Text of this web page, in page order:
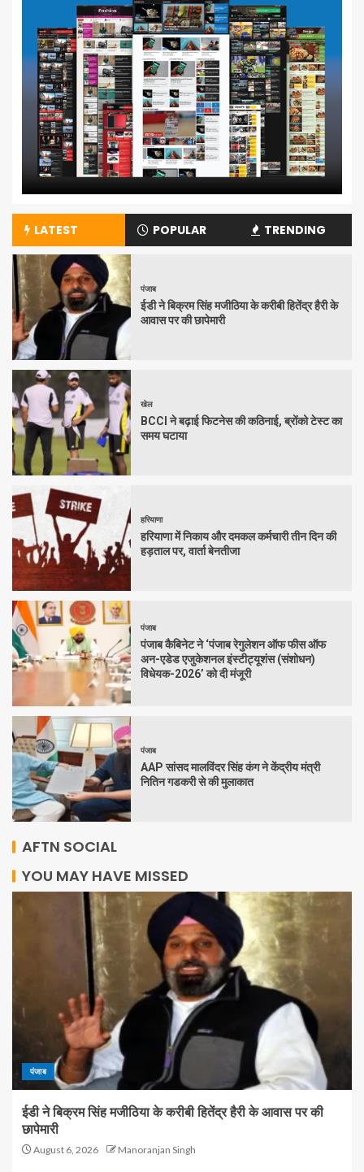
LATEST POPULAR TRENDING
पंजाब
ईडी ने बिक्रम सिंह मजीठिया के करीबी हितेंद्र हैरी के
आवास पर की छापेमारी
खेल
BCCI ने बढ़ाई फिटनेस की कठिनाई, ब्रोंको टेस्ट का
समय घटाया
हरियाणा
हरियाणा में निकाय और दमकल कर्मचारी तीन दिन की
हड़ताल पर, वार्ता बेनतीजा
पंजाब
पंजाब कैबिनेट ने ‘पंजाब रेगुलेशन ऑफ फीस ऑफ
अन-एडेड एजुकेशनल इंस्टीट्यूशंस (संशोधन)
विधेयक-2026’ को दी मंजूरी
पंजाब
AAP सांसद मालविंदर सिंह कंग ने केंद्रीय मंत्री
नितिन गडकरी से की मुलाकात
AFTN SOCIAL
YOU MAY HAVE MISSED
पंजाब
ईडी ने बिक्रम सिंह मजीठिया के करीबी हितेंद्र हैरी के आवास पर की
छापेमारी
August 6, 2026 Manoranjan Singh